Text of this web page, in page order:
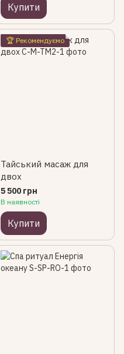
Купити
🏆 Рекомендуємо
Тайський масаж для
двох
5 500 грн
В наявності
Купити